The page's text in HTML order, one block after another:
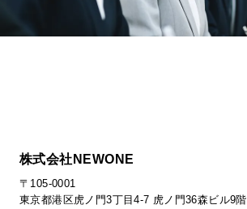
株式会社NEWONE
〒105-0001
東京都港区虎ノ門3丁目4-7 虎ノ門36森ビル9階